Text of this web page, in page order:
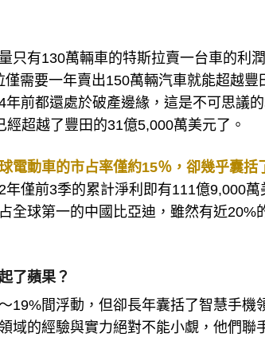
只有130萬輛車的特斯拉賣一台車的利
需要一年賣出150萬輛汽車就能超越
前都還處於破產邊緣，這是不可思議
超越了豐田的31億5,000萬美元了。
電動車的市占率僅約15％，卻幾乎囊括
僅前3季的累計淨利即有111億9,000
全球第一的中國比亞迪，雖然有近20%
了蘋果？
19%間浮動，但卻長年囊括了智慧手機
域的經驗與實力絕對不能小覷，他們聯